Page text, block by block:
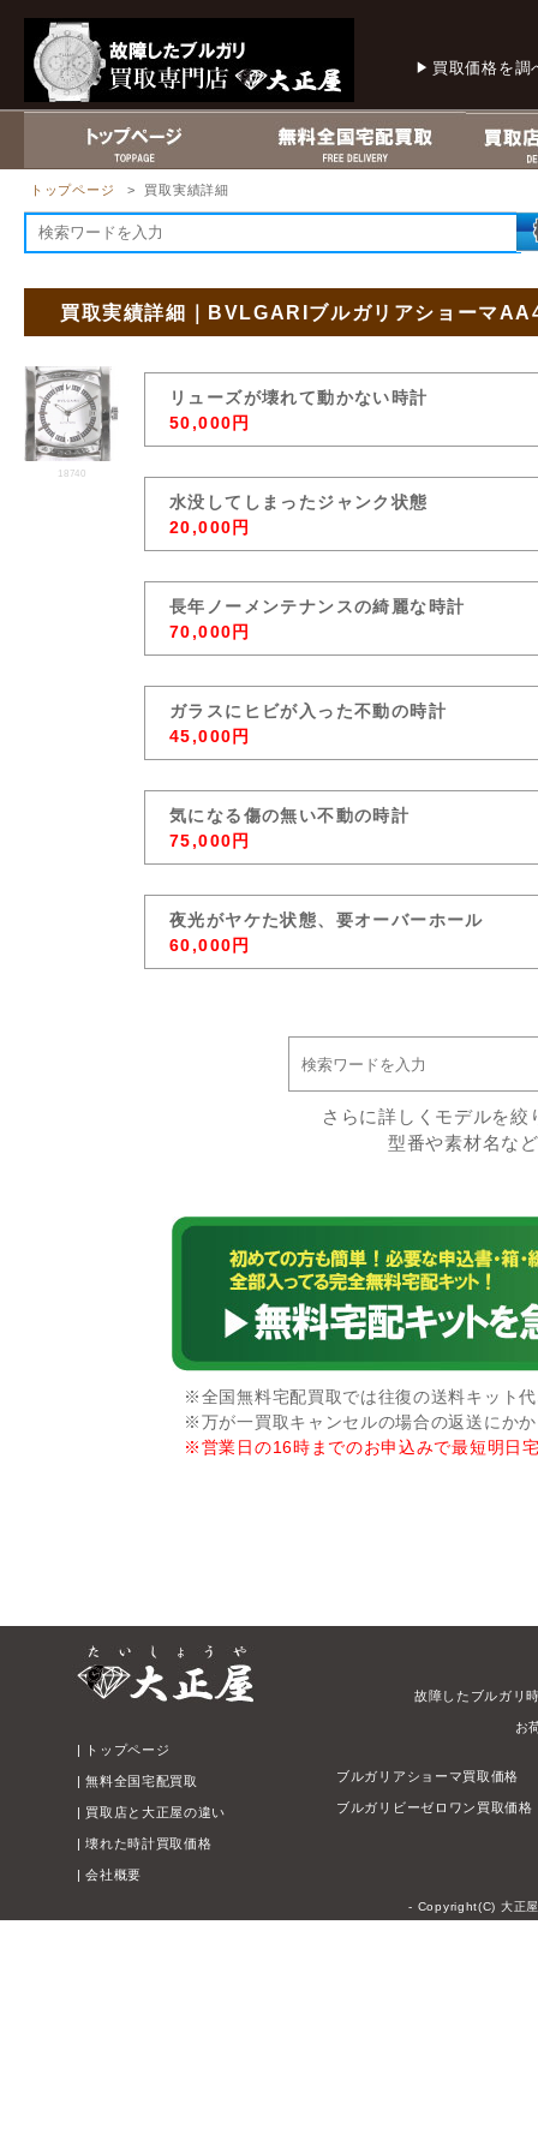
買取価格を調
トップページ > 買取実績詳細
買取実績詳細｜BVLGARIブルガリアショーマ
18740
リューズが壊れて動かない時計
50,000円
水没してしまったジャンク状態
20,000円
長年ノーメンテナンスの綺麗な時計
70,000円
ガラスにヒビが入った不動の時計
45,000円
気になる傷の無い不動の時計
75,000円
夜光がヤケた状態、要オーバーホール
60,000円
さらに詳しくモデルを
型番や素材名な
※全国無料宅配買取では往復の送料キット
※万が一買取キャンセルの場合の返送にか
※営業日の16時までのお申込みで最短明日
| トップページ
|無料全国宅配買取
| 買取店と大正屋の違い
|壊れた時計買取価格
|会社概要
故障したブルガリ
お
ブルガリアショーマ買取価格
ブルガリビーゼロワン買取価格
- Copyright(C) 大正